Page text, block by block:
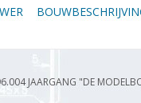
JAARGANG "DE